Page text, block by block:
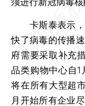
卡斯泰表示，
快了病毒的传播
府需要采取补充
品类购物中心自1
将在所有大型超
月开始所有企业